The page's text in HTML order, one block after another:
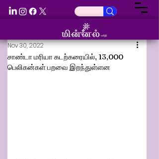
சாண்டா மரியா கடற்கரையில், 13,000
பெலிகன்கள் பறவை இறந்துள்ளன
Nov 30, 2022